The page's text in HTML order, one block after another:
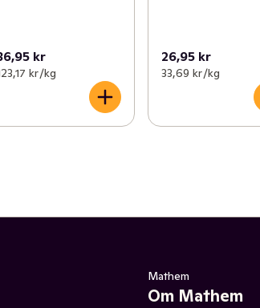
kr
kr /kg
26,95 kr
33,69 kr /kg
Mathem
Om Mathem